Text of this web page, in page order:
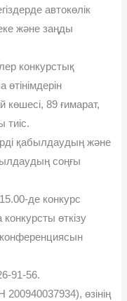
автокөлік
жəне заңды
конкурстық
89 ғимарат,
тиіс.
қабылдаудың жəне
соңғы
де конкурс
өткізу
91-56.
өзінің